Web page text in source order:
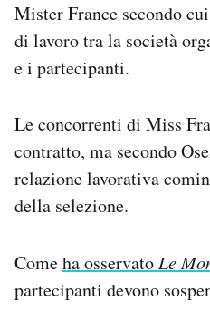
Mister France secondo
di lavoro tra la società
e i partecipanti.
Le concorrenti di Miss
contratto, ma secondo
relazione lavorativa
della selezione.
Comeha osservatoLe
partecipanti devono